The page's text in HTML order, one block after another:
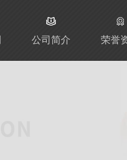
公司简介 荣誉